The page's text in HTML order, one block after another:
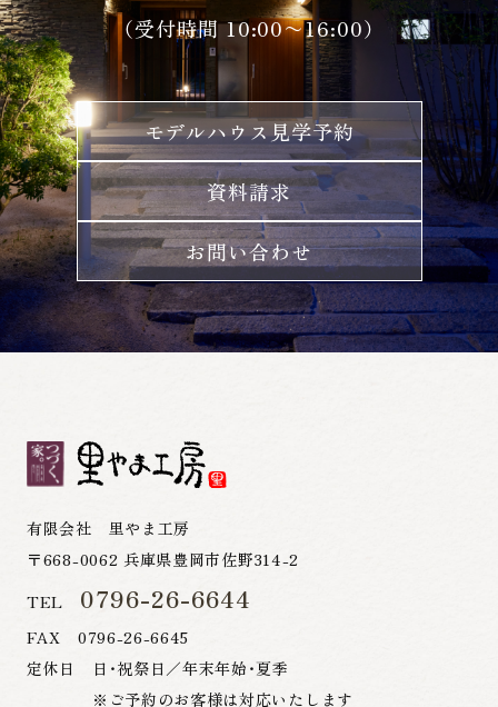
（受付時間 10:00〜16:00）
モデルハウス見学予約
資料請求
お問い合わせ
有限会社 里やま工房
〒668-0062 兵庫県豊岡市佐野314-2
TEL 0796-26-6644
FAX 0796-26-6645
定休日 日・祝祭日／年末年始・夏季
※ご予約のお客様は対応いたします